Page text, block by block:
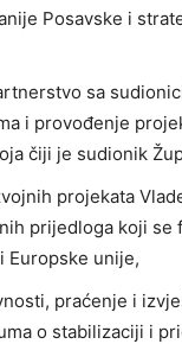
Posavske i
sa
i provođenje
čiji je sudionik
projekata
prijedloga koji se
Europske unije,
praćenje i
o stabilizaciji i